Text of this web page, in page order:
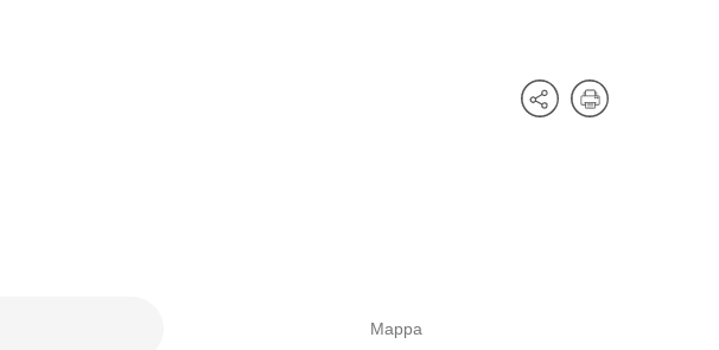
Mappa